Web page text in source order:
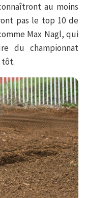
au moins
pas le top 10 de
Max Nagl, qui
du championnat
tôt.